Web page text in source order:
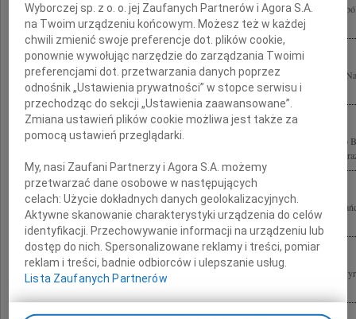
Dorotko, Olusiu, Stasiu przytulamy Was do naszych serc i łączymy się z Wami w
Taty Sławomira Skrzypka rodzice, dzieci, dyrekcja, nauczyciele i pracownicy...
Wyrazy głębokiego współczucia Rodzinie i Bliskim Sławomira Skrzypka Prezesa
składają Zarząd i Pracownicy RBS Bank (Polska) S.A.
Z głębokim żalem i smutkiem żegnamy Sławomira Skrzypka Prezesa Narodowego
Przewodniczącego Rady Polityki Pieniężnej Rodzinie oraz Pracownikom NBP
Z głębokim żalem i smutkiem przyjęliśmy wiadomość o tragicznej śmierci
bólem serca żegnamy gen. Franciszka Gągora Szefa Sztabu Generalnego...
Rodzinie i Bliskim Sławomira Skrzypka Prezesa Narodowego Banku Polskiego
składają Rada Nadzorcza, Zarząd i pracownicy BondSpot S.A.
Wyborczej sp. z o. o. jej Zaufanych Partnerów i Agora S.A.
na Twoim urządzeniu końcowym. Możesz też w każdej
chwili zmienić swoje preferencje dot. plików cookie,
ponownie wywołując narzędzie do zarządzania Twoimi
preferencjami dot. przetwarzania danych poprzez
odnośnik „Ustawienia prywatności” w stopce serwisu i
przechodząc do sekcji „Ustawienia zaawansowane”.
Zmiana ustawień plików cookie możliwa jest także za
pomocą ustawień przeglądarki.
My, nasi Zaufani Partnerzy i Agora S.A. możemy
przetwarzać dane osobowe w następujących
celach:Użycie dokładnych danych geolokalizacyjnych.
Aktywne skanowanie charakterystyki urządzenia do celów
identyfikacji. Przechowywanie informacji na urządzeniu lub
dostęp do nich. Spersonalizowane reklamy i treści, pomiar
reklam i treści, badnie odbiorców i ulepszanie usług.
Lista Zaufanych Partnerów